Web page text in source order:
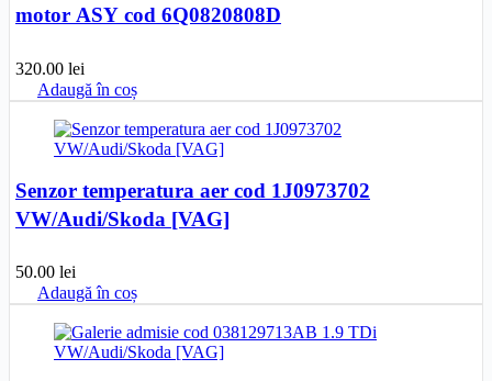
motor ASY cod 6Q0820808D
320.00 lei
Adaugă în coș
Senzor temperatura aer cod 1J0973702
VW/Audi/Skoda [VAG]
50.00 lei
Adaugă în coș